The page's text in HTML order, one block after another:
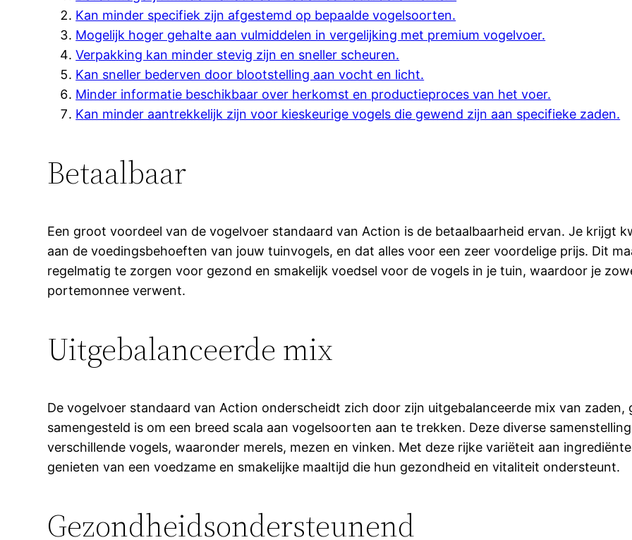
Kan minder specifiek zijn afgestemd op bepaalde vogelsoorten.
Mogelijk hoger gehalte aan vulmiddelen in vergelijking met premium vogelvoer.
Verpakking kan minder stevig zijn en sneller scheuren.
Kan sneller bederven door blootstelling aan vocht en licht.
Minder informatie beschikbaar over herkomst en productieproces van het voer.
Kan minder aantrekkelijk zijn voor kieskeurige vogels die gewend zijn aan specifieke zaden.
Betaalbaar
Een groot voordeel van de vogelvoer standaard van Action is de betaalbaarheid ervan. Je krijgt
aan de voedingsbehoeften van jouw tuinvogels, en dat alles voor een zeer voordelige prijs. Dit
regelmatig te zorgen voor gezond en smakelijk voedsel voor de vogels in je tuin, waardoor je
portemonnee verwent.
Uitgebalanceerde mix
De vogelvoer standaard van Action onderscheidt zich door zijn uitgebalanceerde mix van
samengesteld is om een breed scala aan vogelsoorten aan te trekken. Deze diverse
verschillende vogels, waaronder merels, mezen en vinken. Met deze rijke variëteit aan
genieten van een voedzame en smakelijke maaltijd die hun gezondheid en vitaliteit ondersteunt.
Gezondheidsondersteunend